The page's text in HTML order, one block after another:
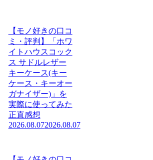
【モノ好きの口コ
ミ・評判】「ホワ
イトハウスコック
ス サドルレザー
キーケース(キー
ケース・キーオー
ガナイザー)」を
実際に使ってみた
正直感想
2026.08.072026.08.07